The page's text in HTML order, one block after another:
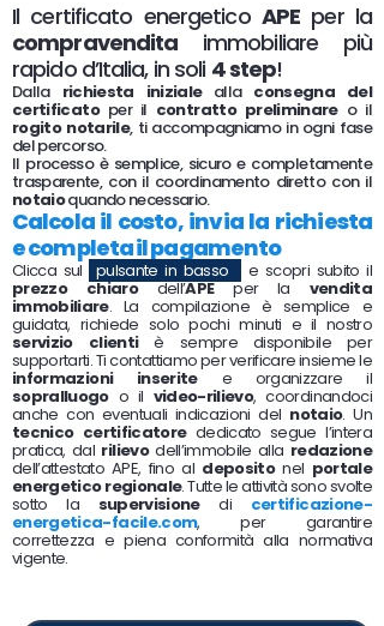
Il certificato energetico APE per la
compravendita immobiliare più
rapido d’Italia, in soli 4 step!
Dalla richiesta inizialealla consegna del
certificatoper il contratto preliminareo il
rogito notarile, ti accompagniamo in ogni fase
del percorso.
Il processo è semplice, sicuro e completamente
trasparente, con il coordinamento diretto con il
notaioquando necessario.
Calcola il costo, invia la richiesta
e completa il pagamento
Clicca sul pulsante in basso e scopri subito il
prezzo chiarodell’APEper la vendita
immobiliare. La compilazione è semplice e
guidata, richiede solo pochi minuti e il nostro
servizio clientiè sempre disponibile per
supportarti. Ti contattiamo per verificare insieme le
informazioni inseritee organizzare il
sopralluogoo il video-rilievo, coordinandoci
anche con eventuali indicazioni del notaio. Un
tecnico certificatorededicato segue l’intera
pratica, dal rilievodell’immobile alla redazione
dell’attestato APE, fino al depositonel portale
energetico regionale. Tutte le attività sono svolte
sotto la supervisionedi certificazione-
energetica-facile.com, per garantire
correttezza e piena conformità alla normativa
vigente.